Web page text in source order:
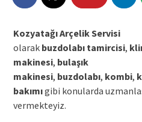
Kozyatağı Arçelik Servisi
olarak buzdolabı tamircisi,
makinesi, bulaşık
makinesi, buzdolabı, kombi,
bakımıgibi konularda
vermekteyiz.